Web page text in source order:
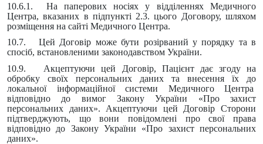
10.6.1. На паперових носіях у відділеннях Медичного
Центра, вказаних в підпункті 2.3. цього Договору, шляхом
розміщення на сайті Медичного Центра.
10.7. Цей Договір може бути розірваний у порядку та в
спосіб, встановленими законодавством України.
10.9. Акцептуючи цей Договір, Пацієнт дає згоду на
обробку своїх персональних даних та внесення їх до
локальної інформаційної системи Медичного Центра
відповідно до вимог Закону України «Про захист
персональних даних». Акцептуючи цей Договір Сторони
підтверджують, що вони повідомлені про свої права
відповідно до Закону України «Про захист персональних
даних».